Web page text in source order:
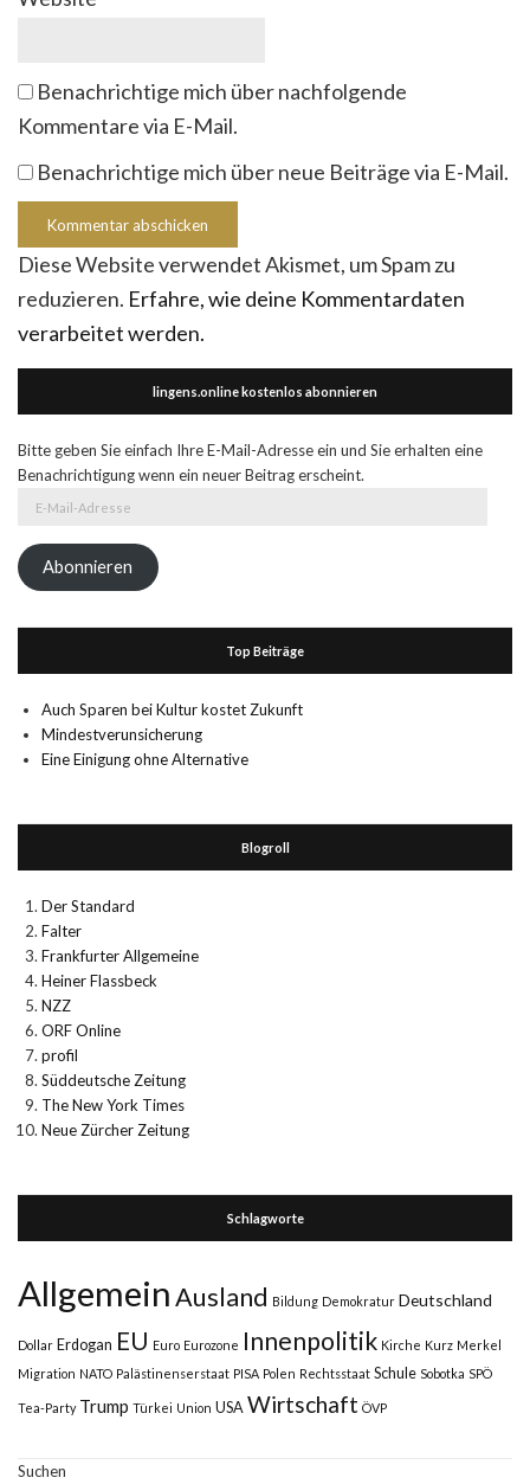
Benachrichtige mich über nachfolgende
Kommentare via E-Mail.
Benachrichtige mich über neue Beiträge via E-Mail.
Diese Website verwendet Akismet, um Spam zu
reduzieren. Erfahre, wie deine Kommentardaten
verarbeitet werden.
lingens.online kostenlos abonnieren
Bitte geben Sie einfach Ihre E-Mail-Adresse ein und Sie erhalten eine
Benachrichtigung wenn ein neuer Beitrag erscheint.
Adresse
Abonnieren
Top Beiträge
Auch Sparen bei Kultur kostet Zukunft
Mindestverunsicherung
Eine Einigung ohne Alternative
Blogroll
Der Standard
Falter
Frankfurter Allgemeine
Heiner Flassbeck
NZZ
ORF Online
profil
Süddeutsche Zeitung
The New York Times
Neue Zürcher Zeitung
Schlagworte
AllgemeinAusland Bildung Demokratur Deutschland
Dollar Erdogan EU Euro Eurozone Innenpolitik Kirche Kurz Merkel
Migration NATO Palästinenserstaat PISA Polen Rechtsstaat Schule Sobotka SPÖ
Tea-Party Trump Türkei Union USA Wirtschaft ÖVP
Suchen